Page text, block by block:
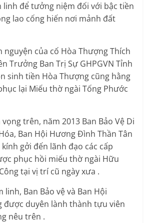
linh để tưởng niệm đối với bậc tiền
lao cống hiến nơi mảnh đất
nguyện của cố Hòa Thượng Thích
Trưởng Ban Trị Sự GHPGVN Tỉnh
sinh tiền Hòa Thượng cũng hằng
lại Miếu thờ ngài Tống Phước
trên, năm 2013 Ban Bảo Vệ Di
Ban Hội Hương Đình Thần Tân
gởi đến lãnh đạo các cấp
phục hồi miếu thờ ngài Hữu
tại vị trí cũ ngày xưa .
linh, Ban Bảo vệ và Ban Hội
được duyên lành thành tựu viên
nêu trên .